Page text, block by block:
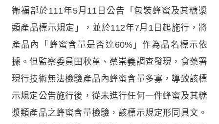
衛福部於111年5月11日公告「包裝蜂蜜及其糖漿
類產品標示規定」，並於112年7月1日起施行，將
產品內「蜂蜜含量是否達60%」作為品名標示依
據。但監察委員田秋堇、蔡崇義調查發現，食藥署
現行技術無法檢驗產品內蜂蜜含量多寡，導致該標
示規定公告施行後，從未進行任何一件蜂蜜及其糖
漿類產品之蜂蜜含量檢驗，該標示規定形同具文。